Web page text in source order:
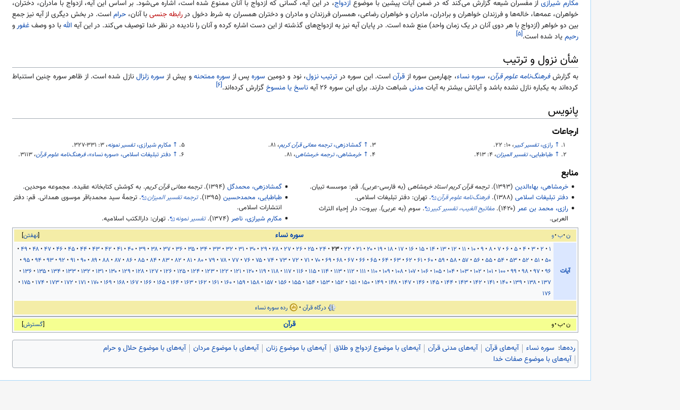
مکارم شیرازیاز مفسران شیعه گزارش می‌کند که در ضمن آیات پیشین با موضوع ازدواج، در این آیه، کسانی که ازدواج با آنان ممنوع شده است، اشاره می‌شود. بر اساس این آیه، ازدواج با مادران، دختران،
خواهران، عمه‌ها، خاله‌ها و فرزندان خواهران و برادران، مادران و خواهران رضاعی، همسران فرزندان و مادران و دختران همسران به شرط دخول دررابطه جنسیبا آنان، حراماست. در بخش دیگری از آیه نیز جمع
بین دو خواهر (ازدواج با هر دوی آنان در یک زمان واحد) منع شده است. در پایان آیه نیز به ازدواج‌های گذشته از این دست اشاره کرده و آنان را نادیده در نظر خدا توصیف می‌کند. در این آیهاللهبا دو وصفغفورو
رحیم یاد شده است.[۵]
شأن نزول و ترتیب
به گزارشفرهنگ‌نامه علوم قرآن، سوره نساء، چهارمین سوره ازقرآناست. این سوره در ترتیب نزول، نود و دومین سورهپس از سوره ممتحنهو پیش از سوره زلزالنازل شده است. از ظاهر سوره چنین استنباط
کرده‌اند به یکباره نازل نشده باشد و آیاتش بیشتر به آیاتمدنی شباهت دارند. برای این سوره ۲۶ آیه ناسخ یا منسوخ گزارش کرده‌اند.[۶]
پانویس
ارجاعات
↑ رازی،تفسیر کبیر، ۱۰:‎ ۲۲.
↑ طباطبایی،تفسیر المیزان، ۴:‎ ۴۱۳.
↑ گمشادزهی،ترجمه معانی قرآن کریم، ۸۱.
↑ خرمشاهی،ترجمه خرمشاهی، ۸۱.
↑ مکارم شیرازی،تفسیر نمونه، ۳:‎ ۳۲۷-۳۳۱.
↑ دفتر تبلیغات اسلامی، «سوره نساء»،فرهنگ‌نامه علوم قرآن، ۳۱۱۳.
منابع
خرمشاهی، بهاءالدین (۱۳۹۳).ترجمه قرآن کریم استاد خرمشاهی (به فارسی-عربی). قم: موسسه تبیان.
دفتر تبلیغات اسلامی (۱۳۸۸).فرهنگ‌نامه علوم قرآن
. تهران: دفتر تبلیغات اسلامی.
رازی، محمد بن عمر (۱۴۲۰).مفاتیح الغیب، تفسیر کبیر
. سوم (به عربی). بیروت: دار إحیاء التراث
العربی.
گمشادزهی، محمدگل (۱۳۹۴).ترجمه معانی قرآن کریم. به کوشش کتابخانه عقیده. مجموعه موحدین.
طباطبایی، محمدحسین (۱۳۹۵).ترجمه تفسیر المیزان
. ترجمهٔ سید محمدباقر موسوی همدانی. قم: دفتر
انتشارات اسلامی.
مکارم شیرازی، ناصر (۱۳۷۴).تفسیر نمونه
. تهران: دارالکتب اسلامیه.
نهفتن
ن ب و سوره نساء
آیات
۱ ۲ ۳ ۴ ۵ ۶ ۷ ۸ ۹ ۱۰ ۱۱ ۱۲ ۱۳ ۱۴ ۱۵ ۱۶ ۱۷ ۱۸ ۱۹ ۲۰ ۲۱ ۲۲ ۲۳ ۲۴ ۲۵ ۲۶ ۲۷ ۲۸ ۲۹ ۳۰ ۳۱ ۳۲ ۳۳ ۳۴ ۳۵ ۳۶ ۳۷ ۳۸ ۳۹ ۴۰ ۴۱ ۴۲ ۴۳ ۴۴ ۴۵ ۴۶ ۴۷ ۴۸ ۴۹
۵۰ ۵۱ ۵۲ ۵۳ ۵۴ ۵۵ ۵۶ ۵۷ ۵۸ ۵۹ ۶۰ ۶۱ ۶۲ ۶۳ ۶۴ ۶۵ ۶۶ ۶۷ ۶۸ ۶۹ ۷۰ ۷۱ ۷۲ ۷۳ ۷۴ ۷۵ ۷۶ ۷۷ ۷۸ ۷۹ ۸۰ ۸۱ ۸۲ ۸۳ ۸۴ ۸۵ ۸۶ ۸۷ ۸۸ ۸۹ ۹۰ ۹۱ ۹۲ ۹۳ ۹۴ ۹۵
۹۶ ۹۷ ۹۸ ۹۹ ۱۰۰ ۱۰۱ ۱۰۲ ۱۰۳ ۱۰۴ ۱۰۵ ۱۰۶ ۱۰۷ ۱۰۸ ۱۰۹ ۱۱۰ ۱۱۱ ۱۱۲ ۱۱۳ ۱۱۴ ۱۱۵ ۱۱۶ ۱۱۷ ۱۱۸ ۱۱۹ ۱۲۰ ۱۲۱ ۱۲۲ ۱۲۳ ۱۲۴ ۱۲۵ ۱۲۶ ۱۲۷ ۱۲۸ ۱۲۹ ۱۳۰ ۱۳۱ ۱۳۲ ۱۳۳ ۱۳۴ ۱۳۵ ۱۳۶
۱۳۷ ۱۳۸ ۱۳۹ ۱۴۰ ۱۴۱ ۱۴۲ ۱۴۳ ۱۴۴ ۱۴۵ ۱۴۶ ۱۴۷ ۱۴۸ ۱۴۹ ۱۵۰ ۱۵۱ ۱۵۲ ۱۵۳ ۱۵۴ ۱۵۵ ۱۵۶ ۱۵۷ ۱۵۸ ۱۵۹ ۱۶۰ ۱۶۱ ۱۶۲ ۱۶۳ ۱۶۴ ۱۶۵ ۱۶۶ ۱۶۷ ۱۶۸ ۱۶۹ ۱۷۰ ۱۷۱ ۱۷۲ ۱۷۳ ۱۷۴ ۱۷۵
۱۷۶
درگاه قرآن
رده سوره نساء
گسترش
ن ب و قرآن
رده‌ها: سوره نساء آیه‌های قرآن آیه‌های مدنی قرآن آیه‌های با موضوع ازدواج و طلاق آیه‌های با موضوع زنان آیه‌های با موضوع مردان
آیه‌های با موضوع حلال و حرام
آیه‌های با موضوع صفات خدا